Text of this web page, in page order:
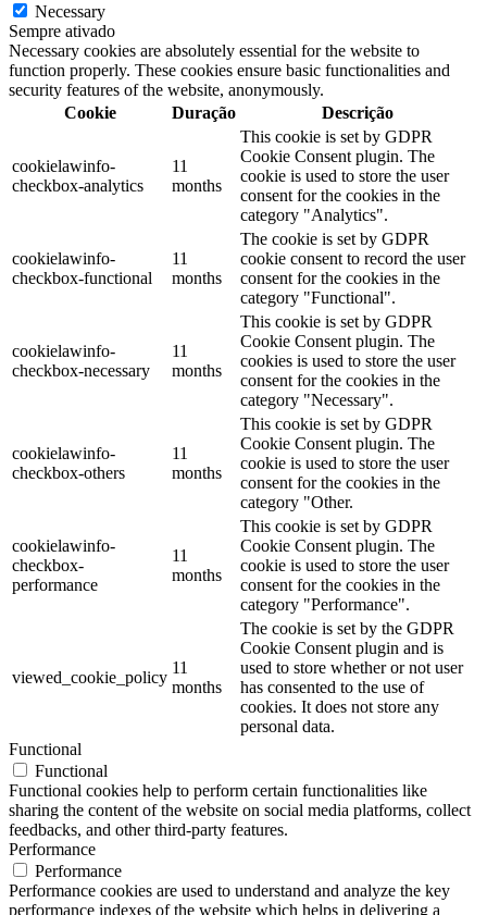
Necessary
Sempre ativado
Necessary cookies are absolutely essential for the website to
function properly. These cookies ensure basic functionalities and
security features of the website, anonymously.
Cookie
Duração Descrição
cookielawinfo-
checkbox-analytics
11
months
This cookie is set by GDPR
Cookie Consent plugin. The
cookie is used to store the user
consent for the cookies in the
category "Analytics".
cookielawinfo-
checkbox-functional
11
months
The cookie is set by GDPR
cookie consent to record the user
consent for the cookies in the
category "Functional".
cookielawinfo-
checkbox-necessary
11
months
This cookie is set by GDPR
Cookie Consent plugin. The
cookies is used to store the user
consent for the cookies in the
category "Necessary".
cookielawinfo-
checkbox-others
11
months
This cookie is set by GDPR
Cookie Consent plugin. The
cookie is used to store the user
consent for the cookies in the
category "Other.
cookielawinfo-
checkbox-
performance
11
months
This cookie is set by GDPR
Cookie Consent plugin. The
cookie is used to store the user
consent for the cookies in the
category "Performance".
viewed_cookie_policy
11
months
The cookie is set by the GDPR
Cookie Consent plugin and is
used to store whether or not user
has consented to the use of
cookies. It does not store any
personal data.
Functional
Functional
Functional cookies help to perform certain functionalities like
sharing the content of the website on social media platforms, collect
feedbacks, and other third-party features.
Performance
Performance
Performance cookies are used to understand and analyze the key
performance indexes of the website which helps in delivering a